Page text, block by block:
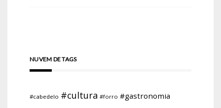
NUVEM DE TAGS
#cabedelo #cultura #forro #gastronomia